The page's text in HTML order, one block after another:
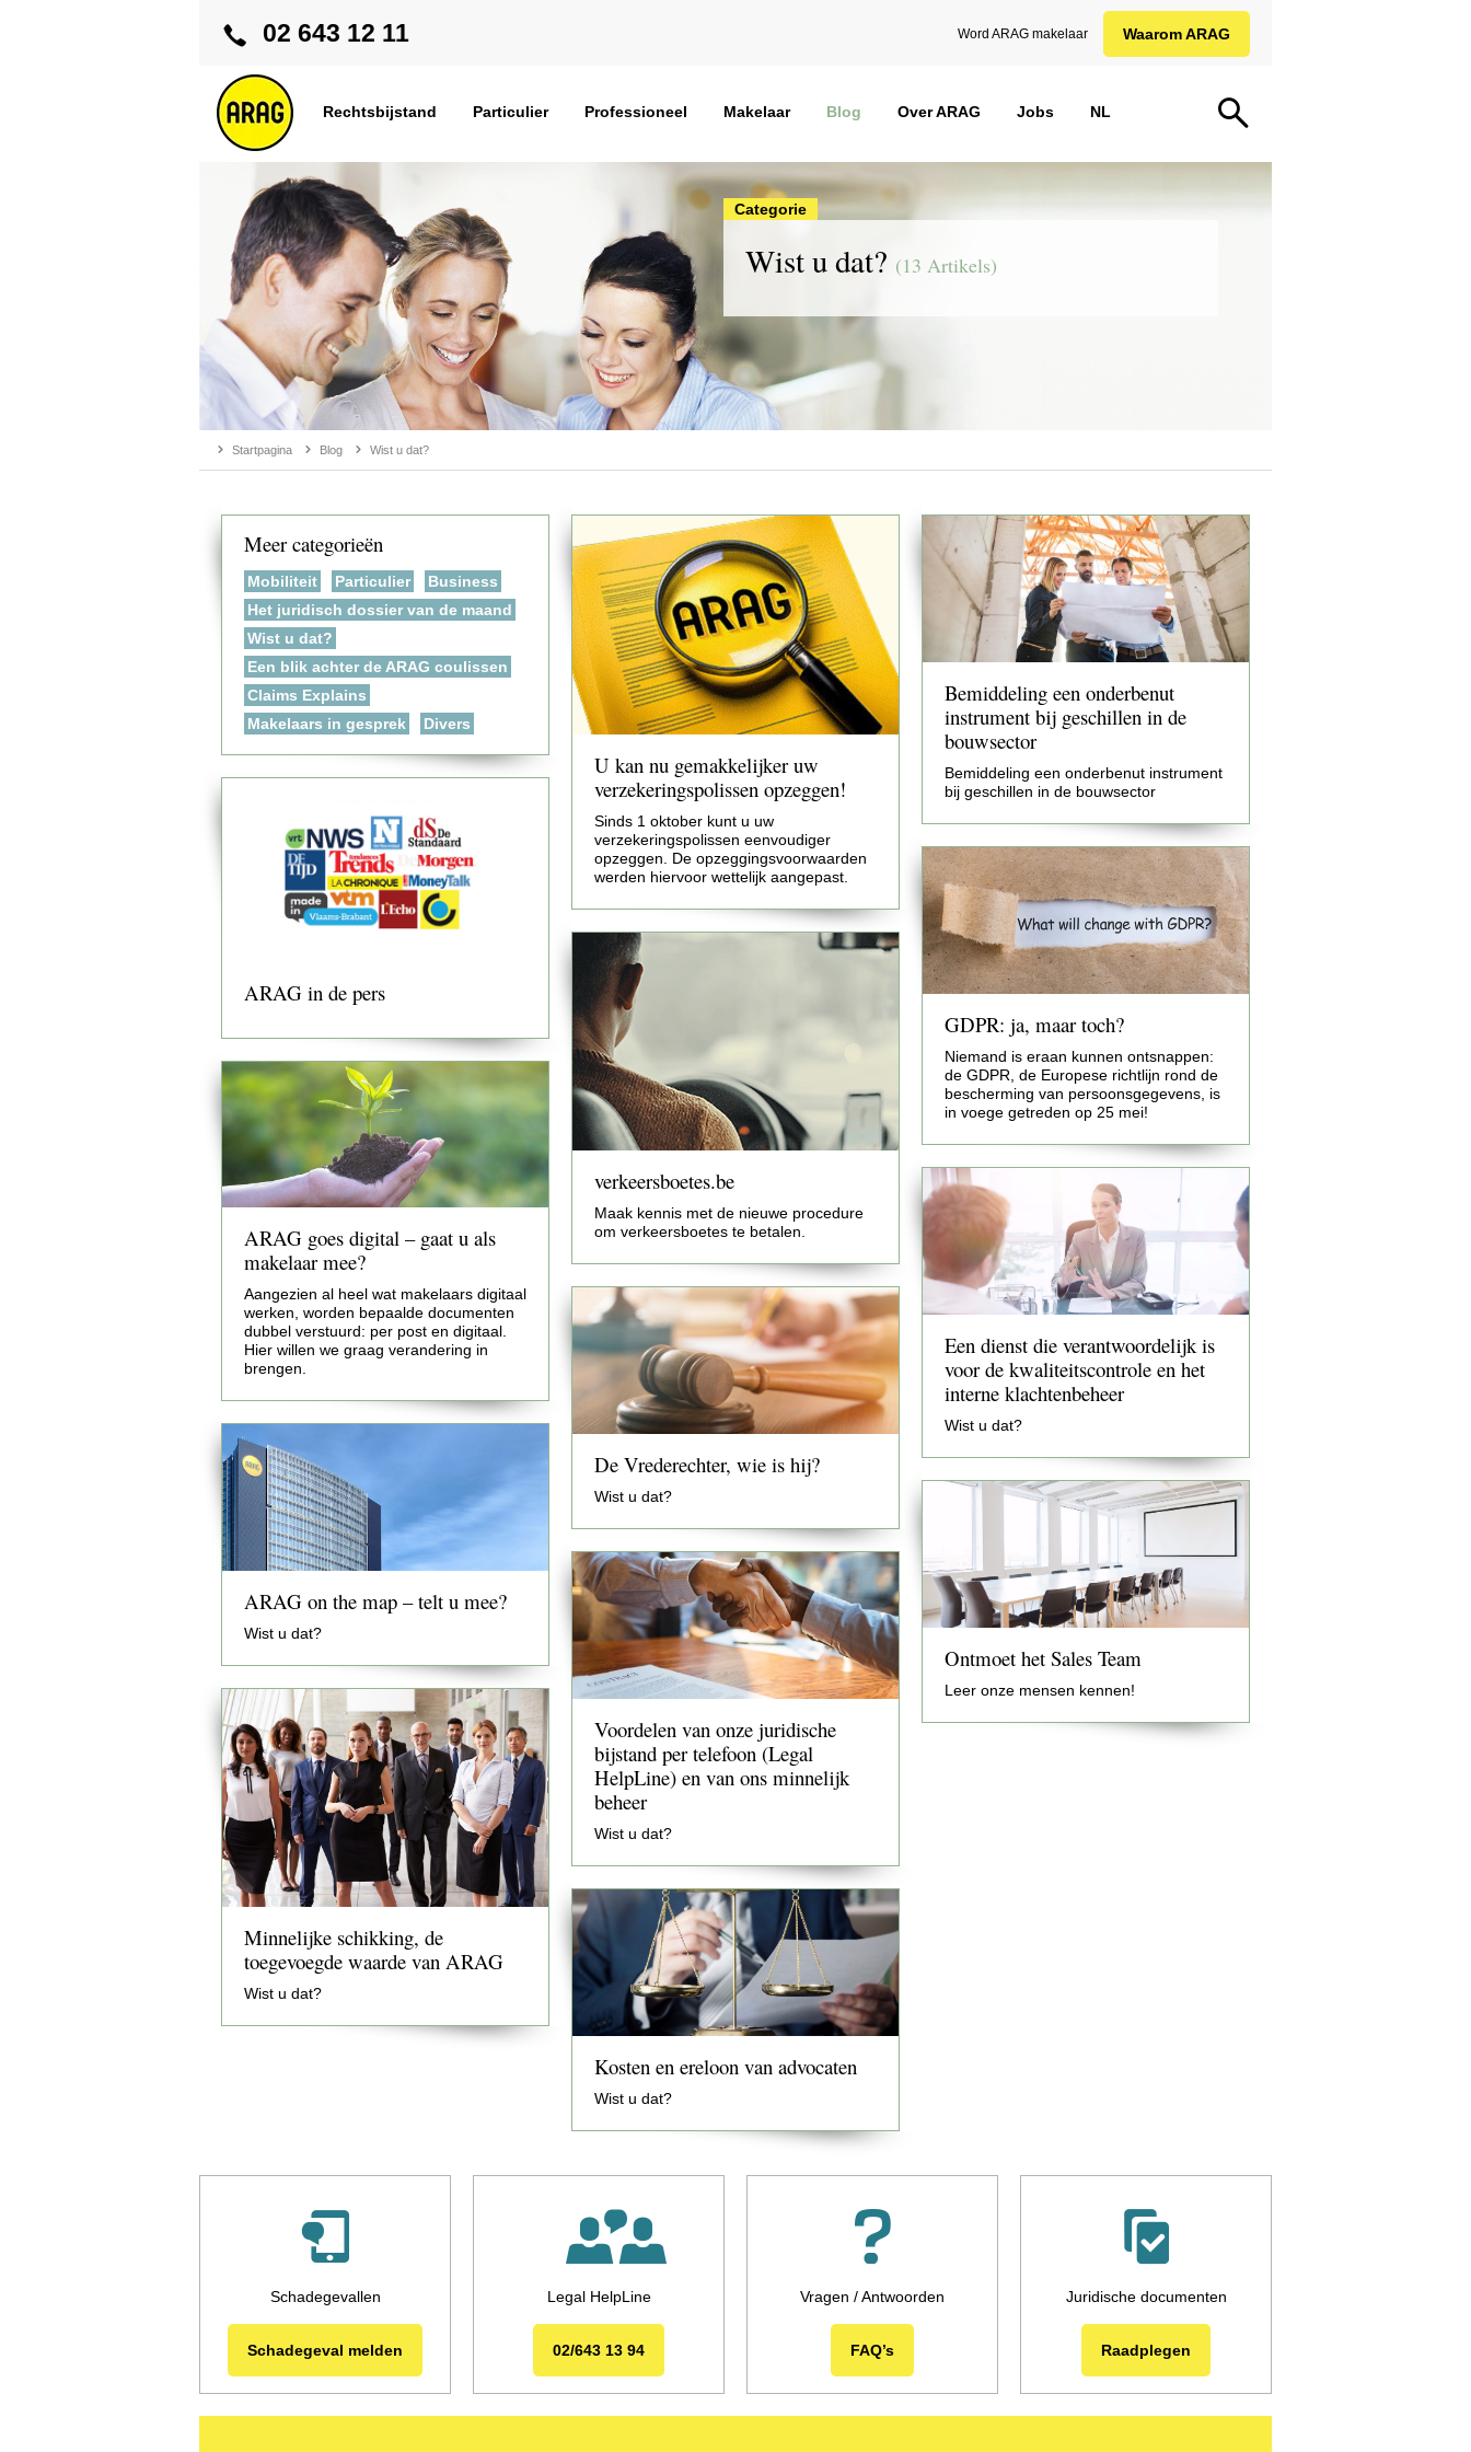
02 643 12 11 Word ARAG makelaar Waarom ARAG
Rechtsbijstand Particulier Professioneel Makelaar Blog Over ARAG Jobs NL
Startpagina Blog Wist u dat?
Wist u dat? (13 Artikels)
Categorie
Meer categorieën
Mobiliteit Particulier
Business
Het juridisch dossier van de maand
Wist u dat?
Een blik achter de ARAG coulissen
Claims Explains
Makelaars in gesprek
Divers
ARAG in de pers
ARAG goes digital – gaat u als
makelaar mee?
Aangezien al heel wat makelaars digitaal
werken, worden bepaalde documenten
dubbel verstuurd: per post en digitaal.
Hier willen we graag verandering in
brengen.
ARAG on the map – telt u mee?
Wist u dat?
Minnelijke schikking, de
toegevoegde waarde van ARAG
Wist u dat?
U kan nu gemakkelijker uw
verzekeringspolissen opzeggen!
Sinds 1 oktober kunt u uw
verzekeringspolissen eenvoudiger
opzeggen. De opzeggingsvoorwaarden
werden hiervoor wettelijk aangepast.
verkeersboetes.be
Maak kennis met de nieuwe procedure
om verkeersboetes te betalen.
De Vrederechter, wie is hij?
Wist u dat?
Voordelen van onze juridische
bijstand per telefoon (Legal
HelpLine) en van ons minnelijk
beheer
Wist u dat?
Kosten en ereloon van advocaten
Wist u dat?
Bemiddeling een onderbenut
instrument bij geschillen in de
bouwsector
Bemiddeling een onderbenut instrument
bij geschillen in de bouwsector
GDPR: ja, maar toch?
Niemand is eraan kunnen ontsnappen:
de GDPR, de Europese richtlijn rond de
bescherming van persoonsgegevens, is
in voege getreden op 25 mei!
Een dienst die verantwoordelijk is
voor de kwaliteitscontrole en het
interne klachtenbeheer
Wist u dat?
Ontmoet het Sales Team
Leer onze mensen kennen!
Schadegevallen
Schadegeval melden
Legal HelpLine
02/643 13 94
Vragen / Antwoorden
FAQ’s
Juridische documenten
Raadplegen